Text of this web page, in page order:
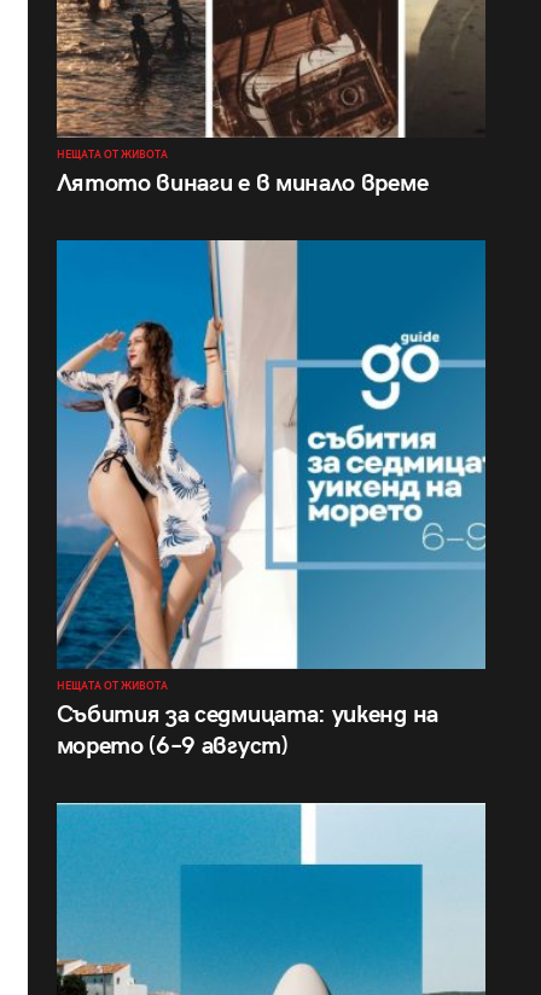
НЕЩАТА ОТ ЖИВОТА
Лятото винаги е в минало време
НЕЩАТА ОТ ЖИВОТА
Събития за седмицата: уикенд на
морето (6–9 август)